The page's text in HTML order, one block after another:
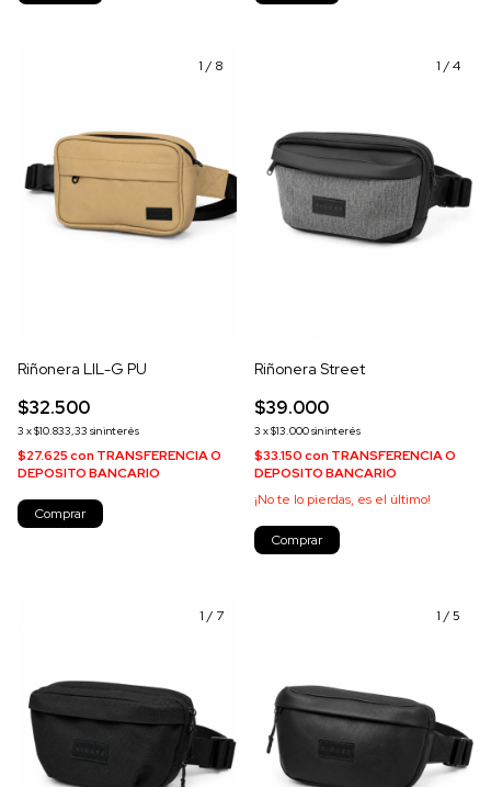
1 / 8
Riñonera LIL-G PU
$32.500
3 x$10.833,33 sin interés
$27.625conTRANSFERENCIA O
DEPOSITO BANCARIO
Comprar
1 /4
Riñonera Street
$39.000
3 x$13.000sin interés
$33.150conTRANSFERENCIA O
DEPOSITO BANCARIO
¡No te lo pierdas, es el último!
Comprar
1 / 7 1 /5